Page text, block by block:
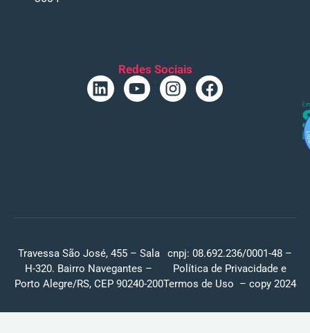
Redes Sociais
Travessa São José, 455 – Sala
H-320. Bairro Navegantes –
Porto Alegre/RS, CEP 90240-200
cnpj: 08.692.236/0001-48 –
Política de Privacidade e
Termos de Uso – copy 2024